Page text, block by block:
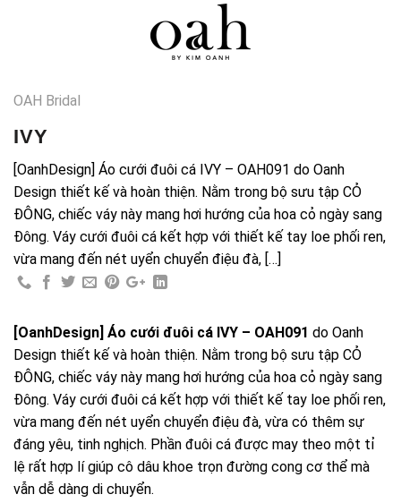
OAH Bridal
IVY
[OanhDesign] Áo cưới đuôi cá IVY – OAH091 do Oanh
Design thiết kế và hoàn thiện. Nằm trong bộ sưu tập CỎ
ĐÔNG, chiếc váy này mang hơi hướng của hoa cỏ ngày sang
Đông. Váy cưới đuôi cá kết hợp với thiết kế tay loe phối ren,
vừa mang đến nét uyển chuyển điệu đà, […]
[OanhDesign] Áo cưới đuôi cá IVY – OAH091 do Oanh
Design thiết kế và hoàn thiện. Nằm trong bộ sưu tập CỎ
ĐÔNG, chiếc váy này mang hơi hướng của hoa cỏ ngày sang
Đông. Váy cưới đuôi cá kết hợp với thiết kế tay loe phối ren,
vừa mang đến nét uyển chuyển điệu đà, vừa có thêm sự
đáng yêu, tinh nghịch. Phần đuôi cá được may theo một tỉ
lệ rất hợp lí giúp cô dâu khoe trọn đường cong cơ thể mà
vẫn dễ dàng di chuyển.